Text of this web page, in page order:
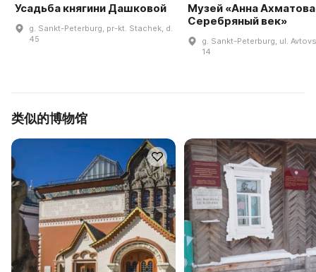
Усадьба княгини Дашковой
g. Sankt-Peterburg, pr-kt. Stachek, d.
45
Музей «Анна
Серебряный век»
g. Sankt-Peterburg, ul.
14
类似的博物馆